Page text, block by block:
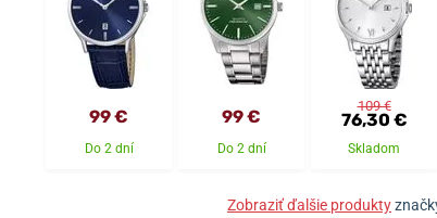
99 €
Do 2 dní
99 €
Do 2 dní
109 €
76,30 €
Skladom
Zobraziť ďalšie produkty